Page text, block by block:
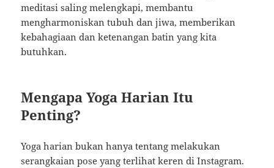
meditasi saling melengkapi, membantu
mengharmoniskan tubuh dan jiwa, memberikan
kebahagiaan dan ketenangan batin yang kita
butuhkan.
Mengapa Yoga Harian Itu
Penting?
Yoga harian bukan hanya tentang melakukan
serangkaian pose yang terlihat keren di Instagram.